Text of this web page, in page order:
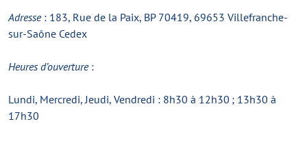
Adresse : 183, Rue de la Paix, BP 70419, 69653 Villefranche-
sur-Saône Cedex
Heures d’ouverture:
Lundi, Mercredi, Jeudi, Vendredi : 8h30 à 12h30 ; 13h30 à
17h30